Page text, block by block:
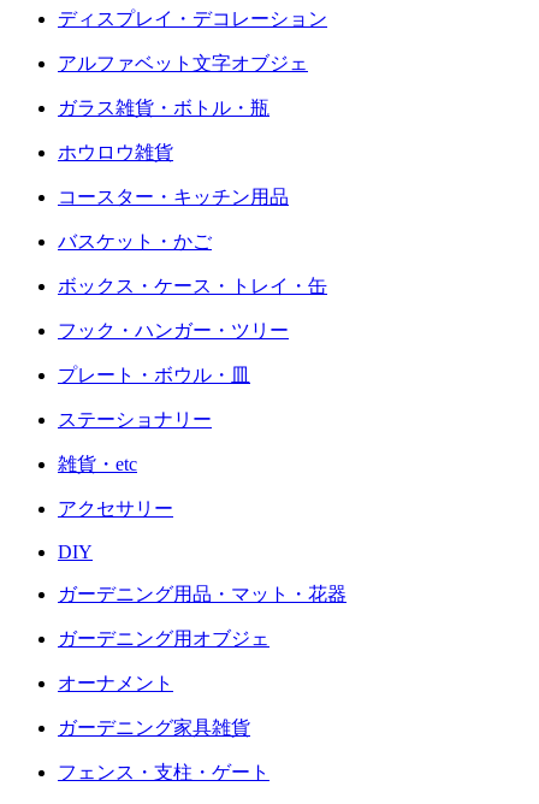
ディスプレイ・デコレーション
アルファベット文字オブジェ
ガラス雑貨・ボトル・瓶
ホウロウ雑貨
コースター・キッチン用品
バスケット・かご
ボックス・ケース・トレイ・缶
フック・ハンガー・ツリー
プレート・ボウル・皿
ステーショナリー
雑貨・etc
アクセサリー
DIY
ガーデニング用品・マット・花器
ガーデニング用オブジェ
オーナメント
ガーデニング家具雑貨
フェンス・支柱・ゲート